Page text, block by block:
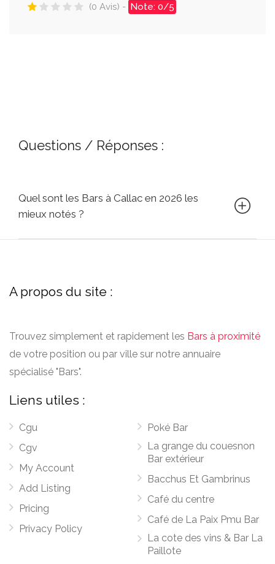
(0 Avis) - Note: 0/5
Questions / Réponses :
Quel sont les Bars à Callac en 2026 les
mieux notés ?
A propos du site :
Trouvez simplement et rapidement les Bars à proximité
de votre position ou par ville sur notre annuaire
spécialisé "Bars".
Liens utiles :
Cgu
Cgv
My Account
Add Listing
Pricing
Privacy Policy
Poké Bar
La grange du couesnon
Bar extérieur
Bacchus Et Gambrinus
Café du centre
Café de La Paix Pmu Bar
La cote des vins & Bar La
Paillote